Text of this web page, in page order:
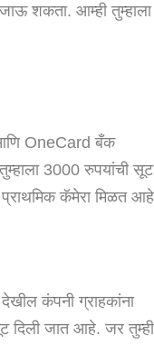
शकता. आम्ही तुम्हाला
OneCard बँक
3000 रुपयांची सूट
प्राथमिक कॅमेरा मिळत
कंपनी ग्राहकांना
दिली जात आहे. जर तुम्ही